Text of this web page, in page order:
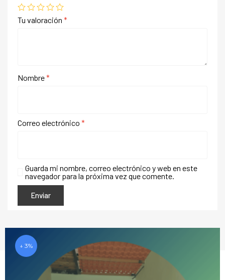
Tu valoración *
Nombre*
Correo electrónico *
Guarda mi nombre, correo electrónico y web en este
navegador para la próxima vez que comente.
↓ 3%